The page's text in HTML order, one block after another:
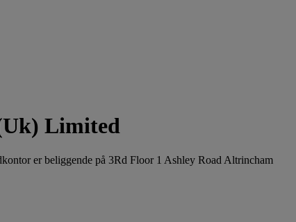
Limited
er beliggende på 3Rd Floor 1 Ashley Road Altrincham